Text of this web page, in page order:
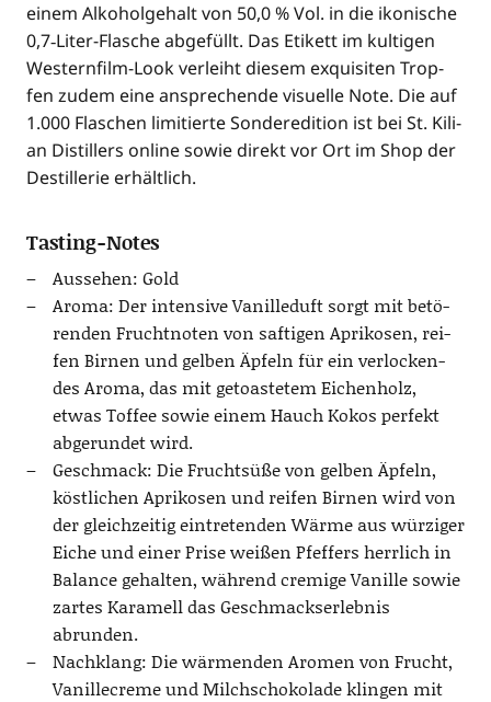
einem Alko­hol­ge­halt von 50,0 % Vol. in die iko­ni­sche
0,7‑Liter-Flasche abge­füllt. Das Eti­kett im kul­ti­gen
Wes­tern­film-Look ver­leiht die­sem exqui­si­ten Trop­
fen zudem eine anspre­chen­de visu­el­le Note. Die auf
1.000 Fla­schen limi­tier­te Son­der­edi­ti­on ist bei St. Kili­
an Distil­lers online sowie direkt vor Ort im Shop der
Destil­le­rie erhältlich.
Tasting-Notes
Aus­se­hen: Gold
Aro­ma: Der inten­si­ve Vanil­le­duft sorgt mit betö­
ren­den Frucht­no­ten von saf­ti­gen Apri­ko­sen, rei­
fen Bir­nen und gel­ben Äpfeln für ein ver­lo­cken­
des Aro­ma, das mit getoas­te­tem Eichen­holz,
etwas Tof­fee sowie einem Hauch Kokos per­fekt
abge­run­det wird.
Geschmack: Die Frucht­sü­ße von gel­ben Äpfeln,
köst­li­chen Apri­ko­sen und rei­fen Bir­nen wird von
der gleich­zei­tig ein­tre­ten­den Wär­me aus wür­zi­ger
Eiche und einer Pri­se wei­ßen Pfef­fers herr­lich in
Balan­ce gehal­ten, wäh­rend cre­mi­ge Vanil­le sowie
zar­tes Kara­mell das Geschmacks­er­leb­nis
abrunden.
Nach­klang: Die wär­men­den Aro­men von Frucht,
Vanille­creme und Milch­scho­ko­la­de klin­gen mit